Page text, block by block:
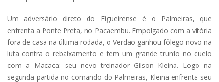
Um adversário direto do Figueirense é o Palmeiras, que
enfrenta a Ponte Preta, no Pacaembu. Empolgado com a vitória
fora de casa na última rodada, o Verdão ganhou fôlego novo na
luta contra o rebaixamento e tem um grande trunfo no duelo
com a Macaca: seu novo treinador Gilson Kleina. Logo na
segunda partida no comando do Palmeiras, Kleina enfrenta seu